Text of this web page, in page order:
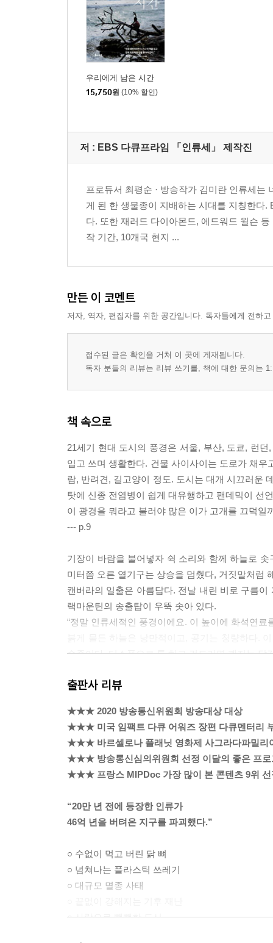
우리에게 남은 시간
15,750원 (10% 할인)
저 : EBS 다큐프라임 「인류세」 제작진
프로듀서 최평순 · 방송작가 김미란 인류세
게 된 한 생물종이 지배하는 시대를 지칭한다
다. 또한 재러드 다이아몬드, 에드워드 윌슨
작 기간, 10개국 현지 ...
만든 이 코멘트
저자, 역자, 편집자를 위한 공간입니다. 독자들에게 전하
접수된 글은 확인을 거쳐 이 곳에 게재됩니다.
독자 분들의 리뷰는 리뷰 쓰기를, 책에 대한 문의는
책 속으로
21세기 현대 도시의 풍경은 서울, 부산, 도쿄, 런
입고 쓰며 생활한다. 건물 사이사이는 도로가 채
람, 반려견, 길고양이 정도. 도시는 대개 시끄러운
탓에 신종 전염병이 쉽게 대유행하고 팬데믹이 선
이 광경을 뭐라고 불러야 많은 이가 고개를 끄덕일
--- p.9
기장이 바람을 불어넣자 쉭 소리와 함께 하늘로
미터쯤 오른 열기구는 상승을 멈췄다, 거짓말처럼
캔버라의 일출은 아름답다. 전날 내린 비로 구름
랙마운틴의 송출탑이 우뚝 솟아 있다.
“정말 인류세적인 풍경이에요. 이 높이에 화석연
수준이다. 티스푼으로 툭 하고 건드리면 깨지는 달
--- p.16
인도 동북부의 메갈라야. ‘구름의 집’이라는 뜻을
서면 거대한 노칼리카이 폭포가 내려다보인다. 고
이 산악지형을 차로 한참을 가면 신비한 동굴 입
학의 세계로 입장한다.
20명 남짓한 탐사대원들이 낑낑대며 한 줄로 이
“세상에, 이것 좀 보세요. 저건 이 동굴에서 나온 게
동행한 인도 과학원 지구과학센터의 치테니파투
--- p.39
아침이 밝자 악어 연구원 사이 커리샤 킨타야와
출판사 리뷰
★★★ 2020 방송통신위원회 방송대상 대상
★★★ 미국 임팩트 다큐 어워즈 장편 다큐멘터리
★★★ 바르셀로나 플래닛 영화제 사그라다파밀리
★★★ 방송통신심의위원회 선정 이달의 좋은 프로
★★★ 프랑스 MIPDoc 가장 많이 본 콘텐츠 9위 선
“20만 년 전에 등장한 인류가
46억 년을 버텨온 지구를 파괴했다.”
○ 수없이 먹고 버린 닭 뼈
○ 넘쳐나는 플라스틱 쓰레기
○ 대규모 멸종 사태
○ 사람으로 빽빽한 도시